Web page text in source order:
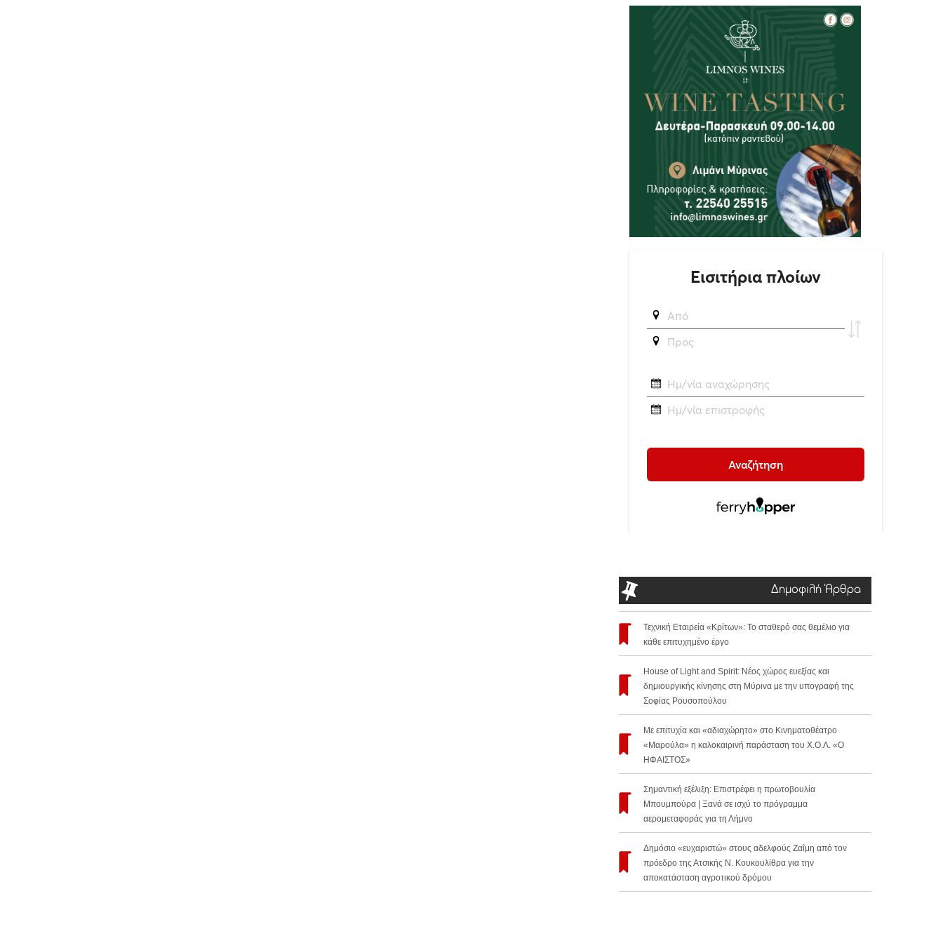
Δημοφιλή Άρθρα
Τεχνική Εταιρεία «Κρίτων»: Το σταθερό σας θεμέλιο για
κάθε επιτυχημένο έργο
House of Light and Spirit: Νέος χώρος ευεξίας και
δημιουργικής κίνησης στη Μύρινα με την υπογραφή της
Σοφίας Ρουσοπούλου
Με επιτυχία και «αδιαχώρητο» στο Κινηματοθέατρο
«Μαρούλα» η καλοκαιρινή παράσταση του Χ.Ο.Λ. «Ο
ΗΦΑΙΣΤΟΣ»
Σημαντική εξέλιξη: Επιστρέφει η πρωτοβουλία
Μπουμπούρα | Ξανά σε ισχύ το πρόγραμμα
αερομεταφοράς για τη Λήμνο
Δημόσιο «ευχαριστώ» στους αδελφούς Ζαΐμη από τον
πρόεδρο της Ατσικής Ν. Κουκουλίθρα για την
αποκατάσταση αγροτικού δρόμου